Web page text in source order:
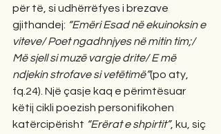
për të, si udhërrëfyes i brezave
gjithandej: “Emëri Esad në ekuinoksin e
viteve/ Poet ngadhnjyes në mitin tim;/
Më sjell si muzë vargje drite/ E më
ndjekin strofave si vetëtimë”(po aty,
fq.24). Një çasje kaq e përimtësuar
këtij cikli poezish personifikohen
katërcipërisht “Erërat e shpirtit”, ku, siç